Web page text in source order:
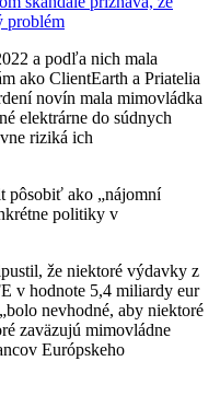
problém
a podľa nich mala
ako ClientEarth a Priatelia
novín mala mimovládka
elektrárne do súdnych
riziká ich
pôsobiť ako „nájomní
politiky v
že niektoré výdavky z
v hodnote 5,4 miliardy eur
nevhodné, aby niektoré
zaväzujú mimovládne
Európskeho